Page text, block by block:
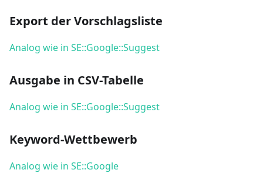
Export der Vorschlagsliste
Analog wie in SE::Google::Suggest
Ausgabe in CSV-Tabelle
Analog wie in SE::Google::Suggest
Keyword-Wettbewerb
Analog wie in SE::Google